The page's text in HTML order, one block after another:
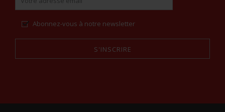
Abonnez-vous à notre newsletter
S'INSCRIRE